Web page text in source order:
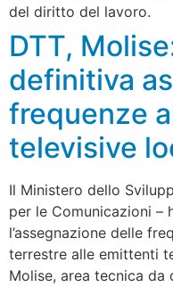
del diritto del lavoro.
DTT,
definitiva
frequenze
televisive
Il Ministero dello
per le Comunicazioni
l’assegnazione delle
terrestre alle emittenti
Molise, area tecnica da